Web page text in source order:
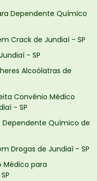
Dependente Químico
Crack de Jundiaí - SP
- SP
Alcoólatras de
Convênio Médico
- SP
Químico de
Drogas de Jundiaí - SP
Médico para